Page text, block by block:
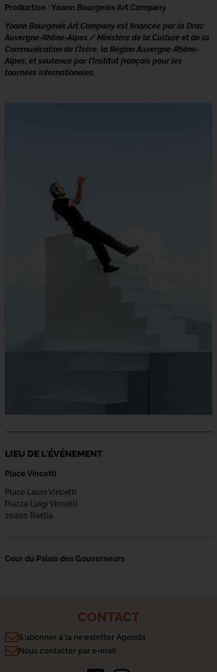
Production : Yoann Bourgeois Art Company
Yoann Bourgeois Art Company est financée par la Drac
Auvergne-Rhône-Alpes / Ministère de la Culture et de la
Communication de l’Isère, la Région Auvergne-Rhône-
Alpes, et soutenue par l’Institut français pour les
tournées internationales.
LIEU DE L'ÉVÉNEMENT
Place Vincetti
Place Louis Vincetti
Piazza Luigi Vincetti
20200 Bastia
Cour du Palais des Gouverneurs
CONTACT
S'abonner à la newsletter Agenda
Nous contacter par e-mail